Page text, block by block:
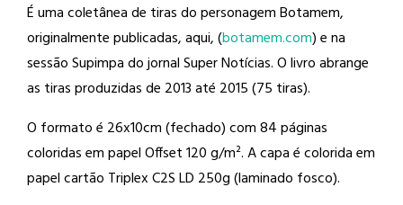
É uma coletânea de tiras do personagem Botamem,
originalmente publicadas, aqui, (botamem.com) e na
sessão Supimpa do jornal Super Notícias. O livro abrange
as tiras produzidas de 2013 até 2015 (75 tiras).
O formato é 26x10cm (fechado) com 84 páginas
coloridas em papel Offset 120 g/m². A capa é colorida em
papel cartão Triplex C2S LD 250g (laminado fosco).